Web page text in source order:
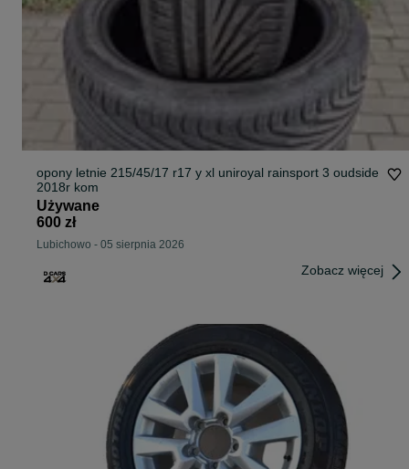
opony letnie 215/45/17 r17 y xl uniroyal rainsport 3 oudside
2018r kom
Używane
600 zł
Lubichowo - 05 sierpnia 2026
Zobacz więcej